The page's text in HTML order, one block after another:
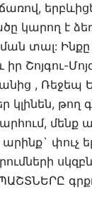
կարող է
տալ: Ինքը
Շոյգու-
, Ռեջեպ
թող
մենք
փուչ